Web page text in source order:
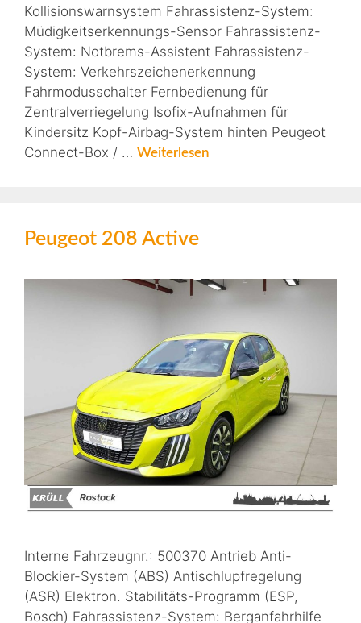
Kollisionswarnsystem Fahrassistenz-System:
Müdigkeitserkennungs-Sensor Fahrassistenz-
System: Notbrems-Assistent Fahrassistenz-
System: Verkehrszeichenerkennung
Fahrmodusschalter Fernbedienung für
Zentralverriegelung Isofix-Aufnahmen für
Kindersitz Kopf-Airbag-System hinten Peugeot
Connect-Box / … Weiterlesen
Peugeot 208 Active
Interne Fahrzeugnr.: 500370 Antrieb Anti-
Blockier-System (ABS) Antischlupfregelung
(ASR) Elektron. Stabilitäts-Programm (ESP,
Bosch) Fahrassistenz-System: Berganfahrhilfe